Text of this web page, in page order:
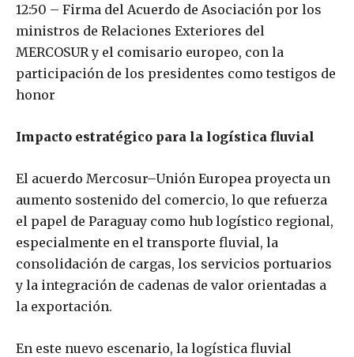
12:50 – Firma del Acuerdo de Asociación por los
ministros de Relaciones Exteriores del
MERCOSUR y el comisario europeo, con la
participación de los presidentes como testigos de
honor
Impacto estratégico para la logística fluvial
El acuerdo Mercosur–Unión Europea proyecta un
aumento sostenido del comercio, lo que refuerza
el papel de Paraguay como hub logístico regional,
especialmente en el transporte fluvial, la
consolidación de cargas, los servicios portuarios
y la integración de cadenas de valor orientadas a
la exportación.
En este nuevo escenario, la logística fluvial